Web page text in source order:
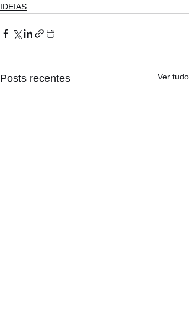
IDEIAS
Posts recentes Ver tudo